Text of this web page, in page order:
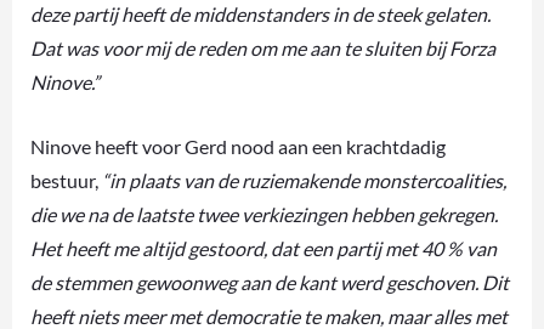
deze partij heeft de middenstanders in de steek gelaten.
Dat was voor mij de reden om me aan te sluiten bij Forza
Ninove.”
Ninove heeft voor Gerd nood aan een krachtdadig
bestuur, “in plaats van de ruziemakende monstercoalities,
die we na de laatste twee verkiezingen hebben gekregen.
Het heeft me altijd gestoord, dat een partij met 40 % van
de stemmen gewoonweg aan de kant werd geschoven. Dit
heeft niets meer met democratie te maken, maar alles met